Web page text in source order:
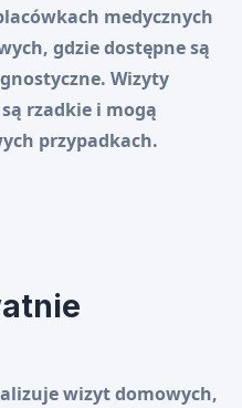
medycznych
gdzie dostępne są
Wizyty
rzadkie i mogą
przypadkach.
wizyt domowych,